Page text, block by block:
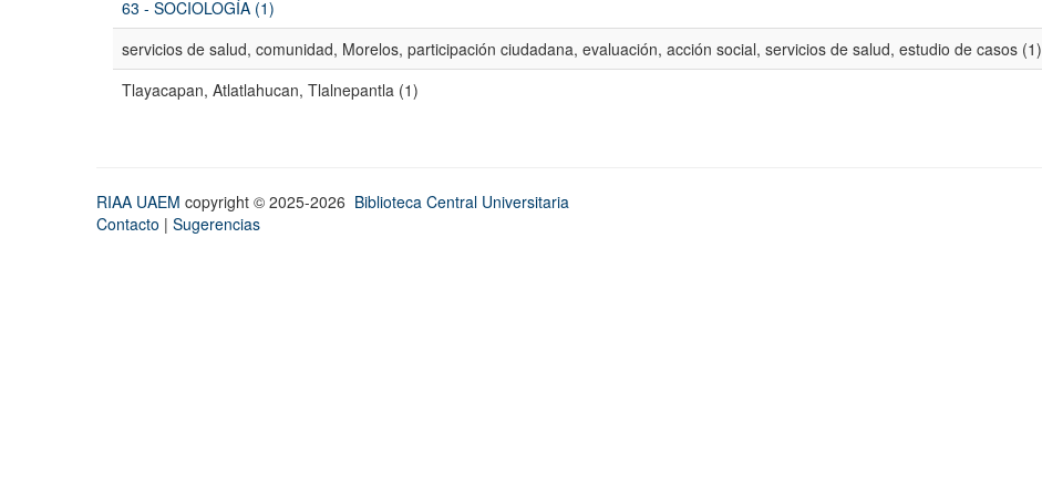
63 - SOCIOLOGÍA (1)
servicios de salud, comunidad, Morelos, participación ciudadana, evaluación, acción social, servicios de salud, estudio de casos (1)
Tlayacapan, Atlatlahucan, Tlalnepantla (1)
RIAA UAEM copyright © 2025-2026 Biblioteca Central Universitaria
Contacto | Sugerencias